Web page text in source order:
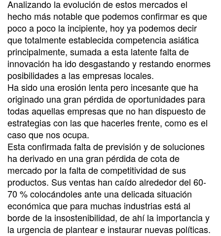
Analizando la evolución de estos mercados el
hecho más notable que podemos confirmar es que
poco a poco la incipiente, hoy ya podemos decir
que totalmente establecida competencia asiática
principalmente, sumada a esta latente falta de
innovación ha ido desgastando y restando enormes
posibilidades a las empresas locales.
Ha sido una erosión lenta pero incesante que ha
originado una gran pérdida de oportunidades para
todas aquellas empresas que no han dispuesto de
estrategias con las que hacerles frente, como es el
caso que nos ocupa.
Esta confirmada falta de previsión y de soluciones
ha derivado en una gran pérdida de cota de
mercado por la falta de competitividad de sus
productos. Sus ventas han caído alrededor del 60-
70 % colocándoles ante una delicada situación
económica que para muchas industrias está al
borde de la insostenibilidad, de ahí la importancia y
la urgencia de plantear e instaurar nuevas políticas.